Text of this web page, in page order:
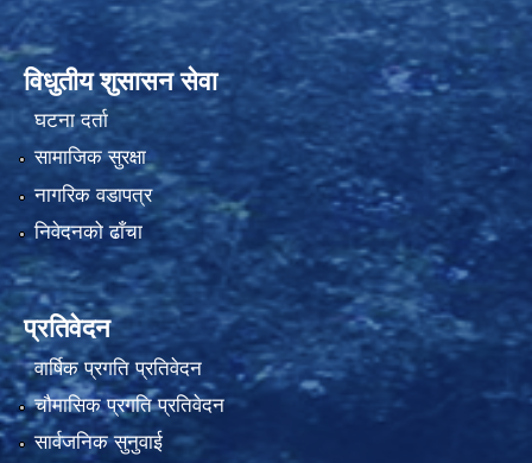
विधुतीय शुसासन सेवा
घटना दर्ता
सामाजिक सुरक्षा
नागरिक वडापत्र
निवेदनको ढाँचा
प्रतिवेदन
वार्षिक प्रगति प्रतिवेदन
चौमासिक प्रगति प्रतिवेदन
सार्वजनिक सुनुवाई